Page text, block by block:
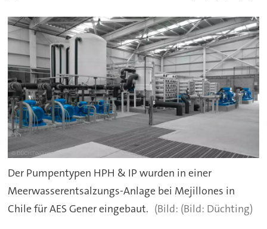
Der Pumpentypen HPH & IP wurden in einer
Meerwasserentsalzungs-Anlage bei Mejillones in
Chile für AES Gener eingebaut.
(Bild: Düchting)